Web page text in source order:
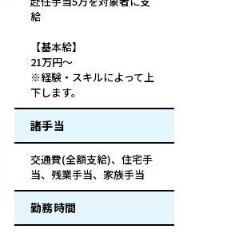
給
【基本給】
21万円～
※経験・スキルによって上
下します。
諸手当
交通費(全額支給)、住宅手
当、残業手当、家族手当
勤務時間